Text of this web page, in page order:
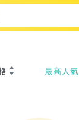
最高人氣